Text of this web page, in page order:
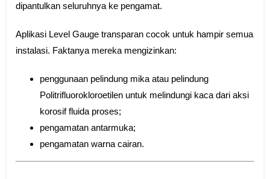
dipantulkan seluruhnya ke pengamat.
Aplikasi Level Gauge transparan cocok untuk hampir semua
instalasi. Faktanya mereka mengizinkan:
penggunaan pelindung mika atau pelindung
Politrifluorokloroetilen untuk melindungi kaca dari aksi
korosif fluida proses;
pengamatan antarmuka;
pengamatan warna cairan.